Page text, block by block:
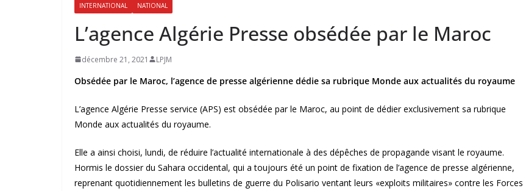
INTERNATIONAL NATIONAL
L’agence Algérie Presse obsédée par le Maroc
décembre 21, 2021 LPJM
Obsédée par le Maroc, l’agence de presse algérienne dédie sa rubrique Monde aux actualités du royaume
L’agence Algérie Presse service (APS) est obsédée par le Maroc, au point de dédier exclusivement sa rubrique
Monde aux actualités du royaume.
Elle a ainsi choisi, lundi, de réduire l’actualité internationale à des dépêches de propagande visant le royaume.
Hormis le dossier du Sahara occidental, qui a toujours été un point de fixation de l’agence de presse algérienne,
reprenant quotidiennement les bulletins de guerre du Polisario ventant leurs «exploits militaires» contre les Forces